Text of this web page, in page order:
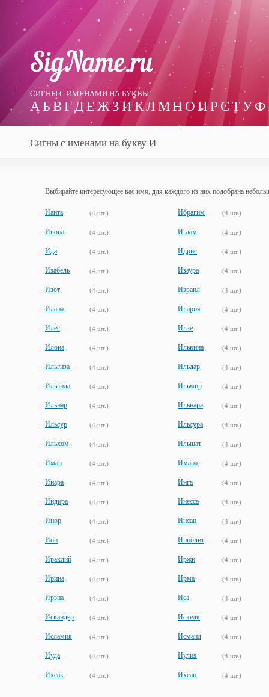
СИГНЫ С ИМЕНАМИ НА БУКВЫ:
АБ ВГД Е Ж З И КЛ МН О ПР С ТУ Ф
Сигны с именами на букву И
Выбирайте интересующее вас имя, для каждого из них подобрана
Ианта (4 шт.) Ибрагим (4 шт.)
Ивона (4 шт.) Иглам (4 шт.)
Ида (4 шт.) Идрис (4 шт.)
Изабель (4 шт.) Изаура (4 шт.)
Изот (4 шт.) Израил (4 шт.)
Илана (4 шт.) Илария (4 шт.)
Илёс (4 шт.) Илзе (4 шт.)
Илона (4 шт.) Ильвина (4 шт.)
Ильгиза (4 шт.) Ильдар (4 шт.)
Ильзида (4 шт.) Ильмир (4 шт.)
Ильнар (4 шт.) Ильнара (4 шт.)
Ильсур (4 шт.) Ильсура (4 шт.)
Ильхом (4 шт.) Ильшат (4 шт.)
Иман (4 шт.) Имана (4 шт.)
Инара (4 шт.) Инга (4 шт.)
Индира (4 шт.) Инесса (4 шт.)
Инор (4 шт.) Инсан (4 шт.)
Иоп (4 шт.) Ипполит (4 шт.)
Ираклий (4 шт.) Иржи (4 шт.)
Ирина (4 шт.) Ирма (4 шт.)
Ирэна (4 шт.) Иса (4 шт.)
Искандер (4 шт.) Искеля (4 шт.)
Исламия (4 шт.) Исмаил (4 шт.)
Иуда (4 шт.) Иулия (4 шт.)
Ихсак (4 шт.) Ихсан (4 шт.)